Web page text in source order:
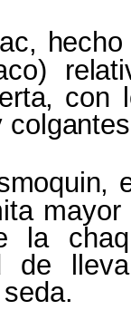
hecho
con
la
de
seda.